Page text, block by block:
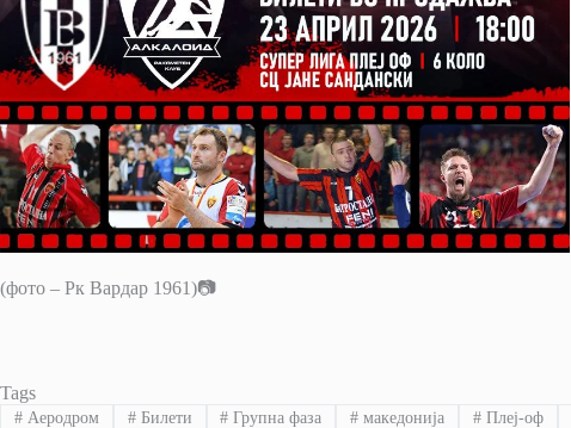
(фото – Рк Вардар 1961)📷
Tags
#Аеродром #Билети # Групна фаза # македонија # Плеј-оф